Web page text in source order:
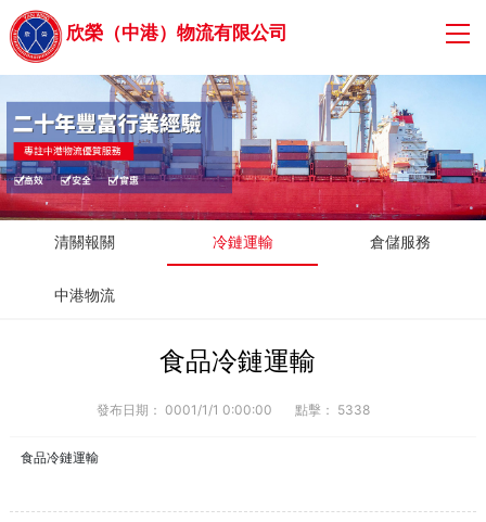
欣榮（中港）物流有限公司
清關報關 冷鏈運輸 倉儲服務
中港物流
食品冷鏈運輸
發布日期： 0001/1/1 0:00:00 點擊： 5338
食品冷鏈運輸